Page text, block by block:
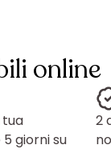
online
giorni su
2